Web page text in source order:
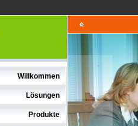
Willkommen
Lösungen
Produkte